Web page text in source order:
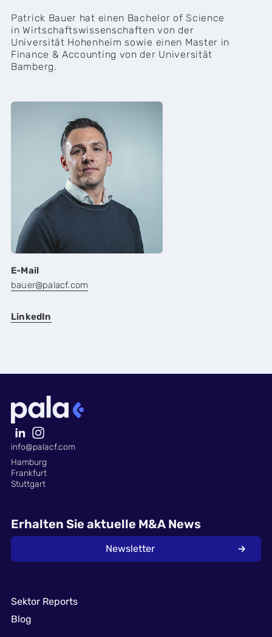
E-Mail
bauer@palacf.com
LinkedIn
Patrick Bauer hat einen Bachelor of Science
in Wirtschaftswissenschaften von der
Universität Hohenheim sowie einen Master in
Finance & Accounting von der Universität
Bamberg.
info@palacf.com
Hamburg
Frankfurt
Stuttgart
Erhalten Sie aktuelle M&A News
Newsletter
Sektor Reports
Blog